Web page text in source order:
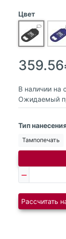
Цвет
В наличии на
Ожидаемый
Тип
Тампопечать
Рассчитать